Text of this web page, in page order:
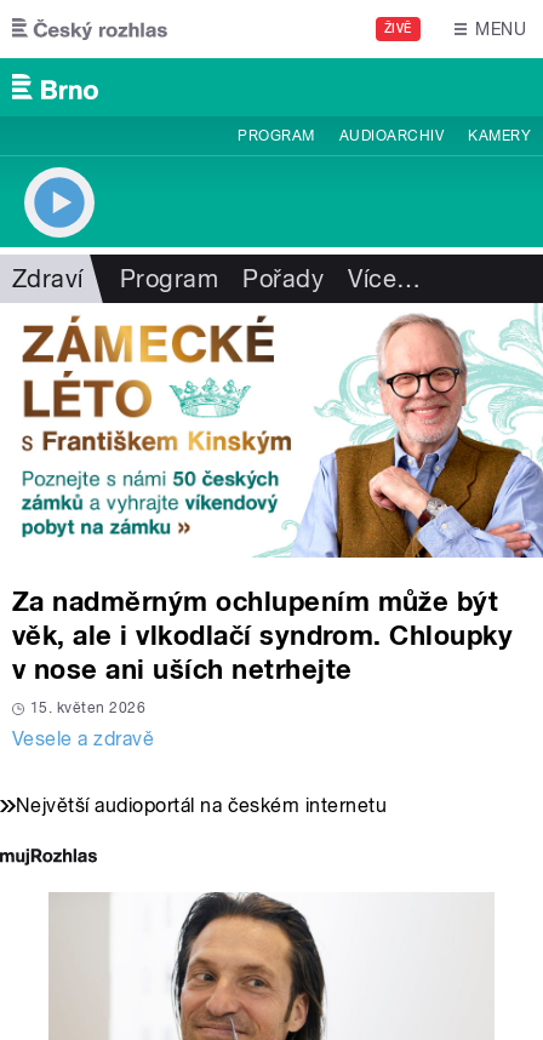
Přejít k hlavnímu obsahu
ŽIVĚ MENU
PROGRAM AUDIOARCHIV KAMERY
Zdraví Program Pořady Více…
Za nadměrným ochlupením může být
věk, ale i vlkodlačí syndrom. Chloupky
v nose ani uších netrhejte
15. květen 2026
Vesele a zdravě
Největší audioportál na českém internetu